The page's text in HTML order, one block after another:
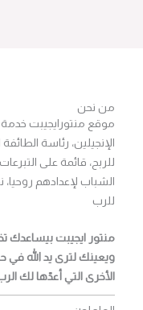
من نحن
موقع منتورايجيبت خدمة
الإنجيلين، رئاسة
للربح، قائمة على
الشباب لإعدادهم روحيا،
للرب
منتور ايجيبت بيساعدك
ويعينك لترى يد الله في
الأخرى التي أعدّها لك